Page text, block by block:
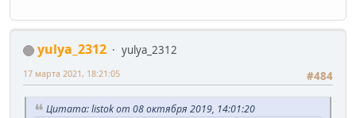
yulya_2312
yulya_2312
#484
17 марта 2021, 18:21:05
Цитата: listok от 08 октября 2019, 14:01:20